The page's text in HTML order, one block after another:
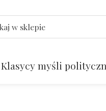
Klasycy myśli